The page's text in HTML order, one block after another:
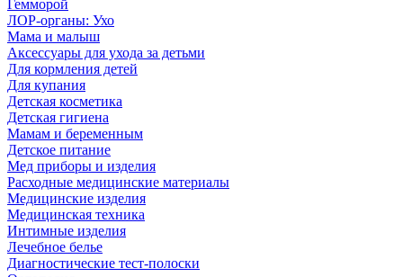
Гемморой
ЛОР-органы: Ухо
Мама и малыш
Аксессуары для ухода за детьми
Для кормления детей
Для купания
Детская косметика
Детская гигиена
Мамам и беременным
Детское питание
Мед приборы и изделия
Расходные медицинские материалы
Медицинские изделия
Медицинская техника
Интимные изделия
Лечебное белье
Диагностические тест-полоски